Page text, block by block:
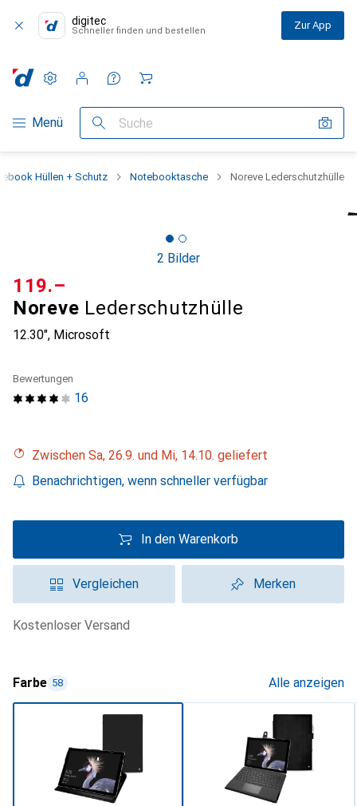
digitec
Schneller finden und bestellen Zur App
Navigation nach Kategorien
Menü Suche
Einstellungen
Kundenkonto
Vergleichslisten
Merklisten
Warenkorb
Hüllen + Schutz Notebooktasche Noreve Lederschutzhülle
2 Bilder
Noreve Lederschutzhülle
12.30", Microsoft
CHF
119.–
16
Bewertungen
Zwischen Sa, 26.9. und Mi, 14.10. geliefert
Benachrichtigen, wenn schneller verfügbar
In den Warenkorb
Vergleichen Merken
kostenloser Versand
Farbe 58 Alle anzeigen